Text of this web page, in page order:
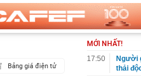
Bảng giá điện tử
MỚI NHẤT!
17:50
Người
thải